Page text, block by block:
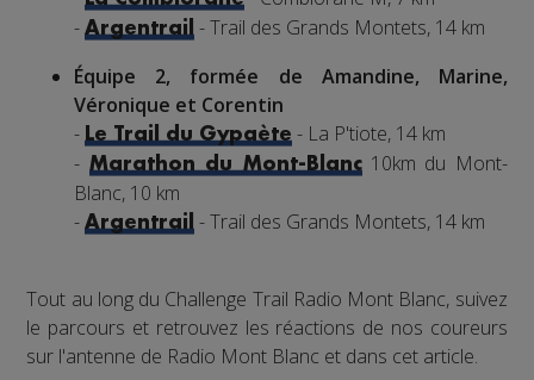
-Argentrail
- Trail des Grands Montets, 14 km
Équipe 2, formée de Amandine, Marine,
Véronique et Corentin
- Le Trail du Gypaète - La P'tiote, 14 km
- Marathon du Mont-Blanc10km du Mont-
Blanc, 10 km
-Argentrail - Trail des Grands Montets, 14 km
Tout au long du Challenge Trail Radio Mont Blanc, suivez
le parcours et retrouvez les réactions de nos coureurs
sur l'antenne de Radio Mont Blanc et dans cet article.